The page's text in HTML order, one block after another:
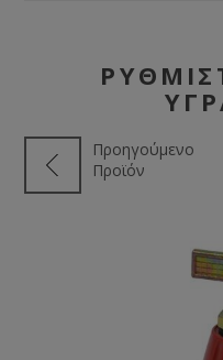
Προηγούμενο
Προϊόν